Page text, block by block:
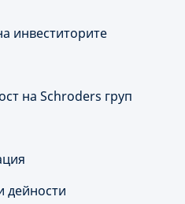
инвеститорите
на Schroders груп
дейности